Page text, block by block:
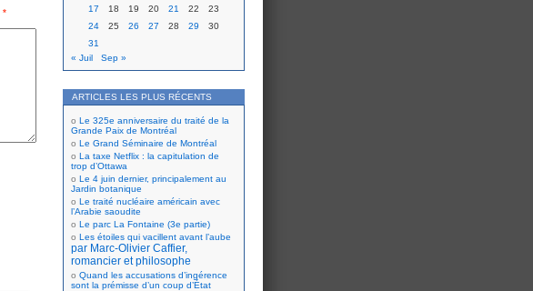
*
17
18 19 20 21 22
23
24
25 26 27 28 29
30
31
« Juil
Sep »
ARTICLES LES PLUS RÉCENTS
Le 325e anniversaire du traité de la
Grande Paix de Montréal
Le Grand Séminaire de Montréal
La taxe Netflix : la capitulation de
trop d’Ottawa
Le 4 juin dernier, principalement au
Jardin botanique
Le traité nucléaire américain avec
l’Arabie saoudite
Le parc La Fontaine (3e partie)
Les étoiles qui vacillent avant l’aube
par Marc-Olivier Caffier,
romancier et philosophe
Quand les accusations d’ingérence
sont la prémisse d’un coup d’État